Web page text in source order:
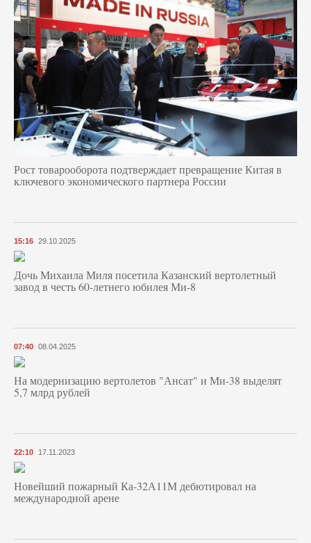
Рост товарооборота подтверждает превращение Китая в
ключевого экономического партнера России
15:16 29.10.2025
Дочь Михаила Миля посетила Казанский вертолетный
завод в честь 60-летнего юбилея Ми-8
07:40 08.04.2025
На модернизацию вертолетов "Ансат" и Ми-38 выделят
5,7 млрд рублей
22:10 17.11.2023
Новейший пожарный Ка-32А11М дебютировал на
международной арене